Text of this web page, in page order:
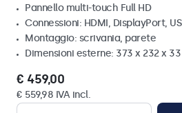
Pannello multi-touch Full HD
Connessioni: HDMI, DisplayPort,
Montaggio: scrivania, parete
Dimensioni esterne: 373 x 232 x
€ 459,00
€ 559,98 IVA incl.